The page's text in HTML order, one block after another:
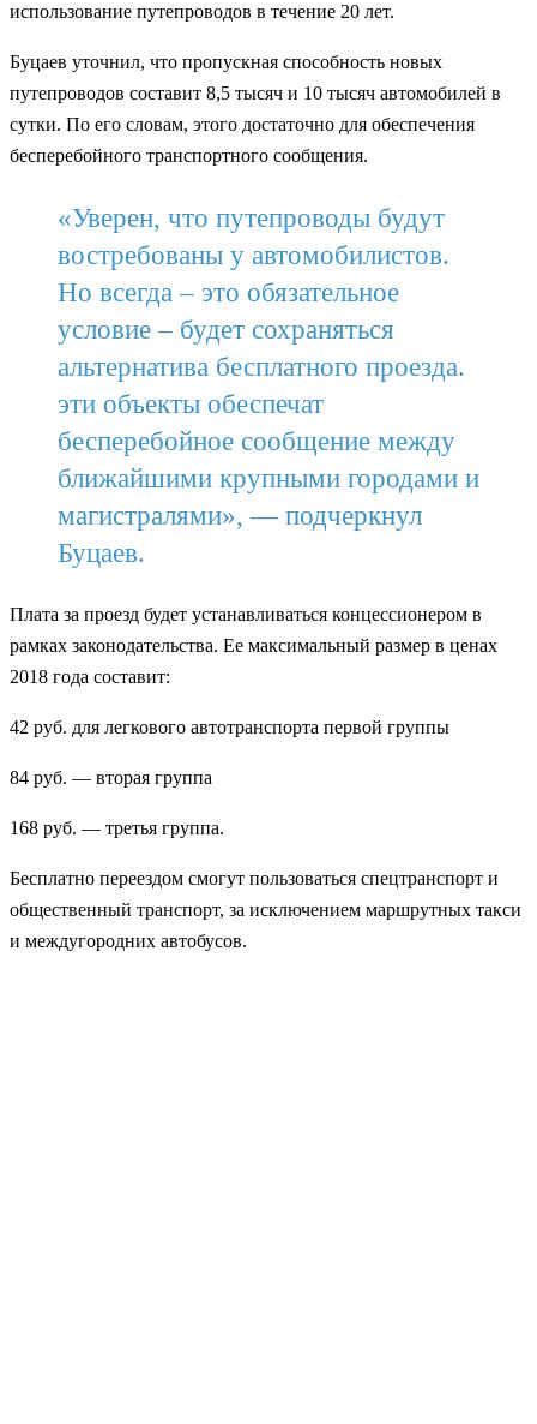
использование путепроводов в течение 20 лет.
Буцаев уточнил, что пропускная способность новых
путепроводов составит 8,5 тысяч и 10 тысяч автомобилей в
сутки. По его словам, этого достаточно для обеспечения
бесперебойного транспортного сообщения.
«Уверен, что путепроводы будут
востребованы у автомобилистов.
Но всегда – это обязательное
условие – будет сохраняться
альтернатива бесплатного проезда.
эти объекты обеспечат
бесперебойное сообщение между
ближайшими крупными городами и
магистралями», — подчеркнул
Буцаев.
Плата за проезд будет устанавливаться концессионером в
рамках законодательства. Ее максимальный размер в ценах
2018 года составит:
42 руб. для легкового автотранспорта первой группы
84 руб. — вторая группа
168 руб. — третья группа.
Бесплатно переездом смогут пользоваться спецтранспорт и
общественный транспорт, за исключением маршрутных такси
и междугородних автобусов.